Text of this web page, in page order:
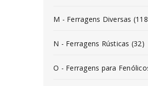
M - Ferragens Diversas
N - Ferragens Rústicas (32)
O - Ferragens para